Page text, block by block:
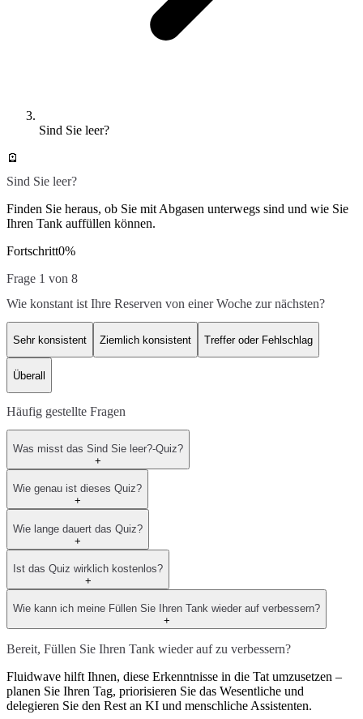
Sind Sie leer?
🪫
Sind Sie leer?
Finden Sie heraus, ob Sie mit Abgasen unterwegs sind und wie Sie
Ihren Tank auffüllen können.
Fortschritt0%
Frage 1 von 8
Wie konstant ist Ihre Reserven von einer Woche zur nächsten?
Sehr konsistent Ziemlich konsistent Treffer oder Fehlschlag
Überall
Häufig gestellte Fragen
Was misst das Sind Sie leer?-Quiz?
+
Wie genau ist dieses Quiz?
+
Wie lange dauert das Quiz?
+
Ist das Quiz wirklich kostenlos?
+
Wie kann ich meine Füllen Sie Ihren Tank wieder auf verbessern?
+
Bereit, Füllen Sie Ihren Tank wieder auf zu verbessern?
Fluidwave hilft Ihnen, diese Erkenntnisse in die Tat umzusetzen –
planen Sie Ihren Tag, priorisieren Sie das Wesentliche und
delegieren Sie den Rest an KI und menschliche Assistenten.